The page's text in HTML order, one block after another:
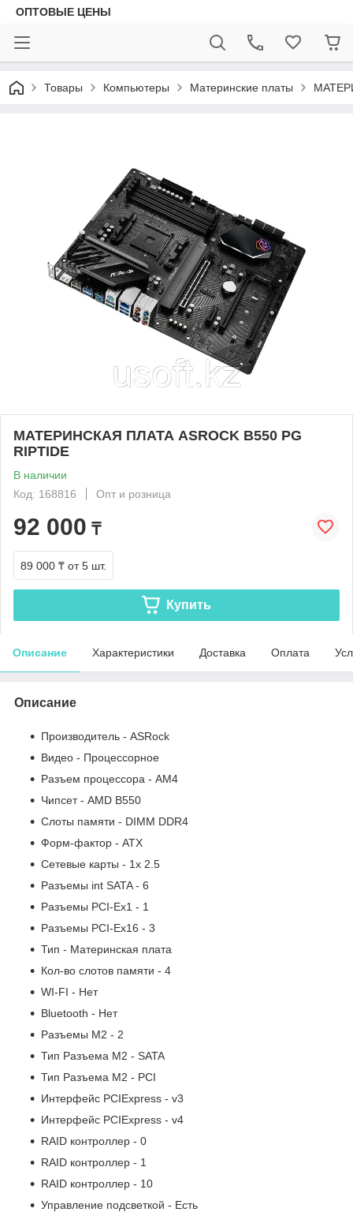
ОПТОВЫЕ ЦЕНЫ
Товары Компьютеры Материнские платы
МАТЕРИНСКАЯ ПЛАТА ASROCK B550 PG
RIPTIDE
В наличии
Код: 168816
Опт и розница
92 000 ₸
89 000 ₸ от 5 шт.
Купить
Описание Характеристики Доставка Оплата
Описание
Производитель - ASRock
Видео - Процессорное
Разъем процессора - AM4
Чипсет - AMD B550
Слоты памяти - DIMM DDR4
Форм-фактор - ATX
Сетевые карты - 1x 2.5
Разъемы int SATA - 6
Разъемы PCI-Ex1 - 1
Разъемы PCI-Ex16 - 3
Тип - Материнская плата
Кол-во слотов памяти - 4
WI-FI - Нет
Bluetooth - Нет
Разъемы M2 - 2
Тип Разъема M2 - SATA
Тип Разъема M2 - PCI
Интерфейс PCIExpress - v3
Интерфейс PCIExpress - v4
RAID контроллер - 0
RAID контроллер - 1
RAID контроллер - 10
Управление подсветкой - Есть